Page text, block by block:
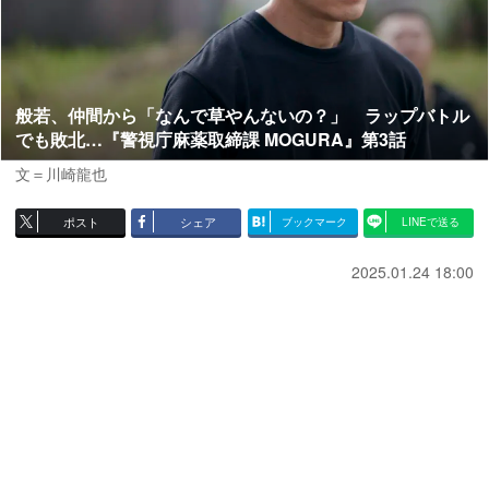
般若、仲間から「なんで草やんないの？」 ラップバトル
でも敗北…『警視庁麻薬取締課 MOGURA』第3話
文＝川崎龍也
ポスト シェア ブックマーク LINEで送る
2025.01.24 18:00